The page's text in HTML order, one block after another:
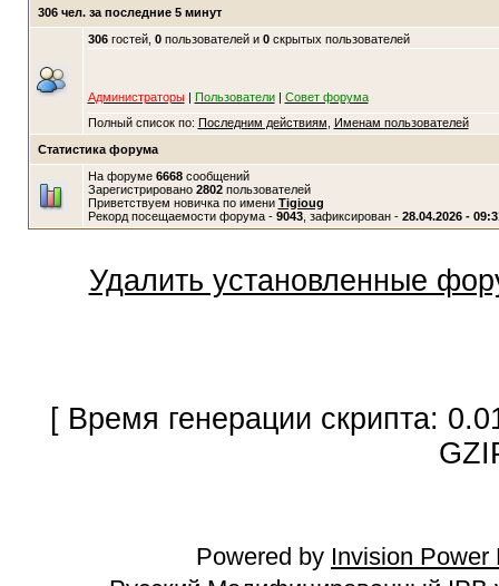
306 чел. за последние 5 минут
306гостей, 0пользователей и 0скрытых пользователей
Администраторы| Пользователи| Совет форума
Полный список по: Последним действиям
Именам пользователей
Статистика форума
На форуме 6668сообщений
Зарегистрировано 2802пользователей
Приветствуем новичка по имени Tigioug
Рекорд посещаемости форума - 9043, зафиксирован - 28.04.2026 -
Удалить установленные
[ Время генерации скрипта:
Powered by Invision Power